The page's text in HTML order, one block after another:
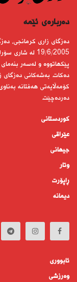
دەربارەى ئێمە
دەزگای زاری كرمانجی،
19/6/2005 لە
پێكهاتووە و لەسەر
دەكات. بەشەكانی دەزگای
كۆمەڵایەتی هەفتانە
دەردەچێت.
کوردستانى
عێراقی
جیهانى
وتار
ڕاپۆرت
دیمانە
ئابوورى
وەرزشی